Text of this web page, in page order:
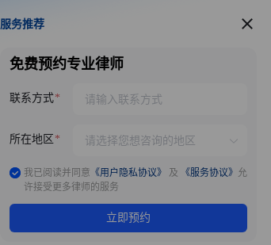
服务推荐
服务推荐
免费预约专业律师
联系方式
所在地区
我已阅读并同意 《用户隐私协议》 及 《服务协议》 允
许接受更多律师的服务
立即预约